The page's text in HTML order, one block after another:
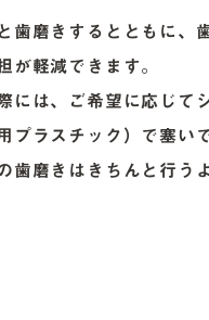
歯磨きするとともに、
が軽減できます。
には、ご希望に応じて
プラスチック）で塞い
歯磨きはきちんと行う